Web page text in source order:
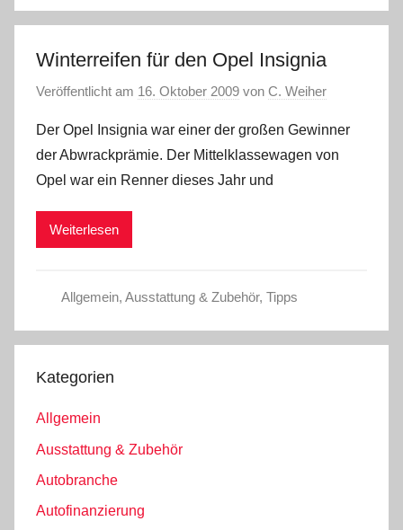
Winterreifen für den Opel Insignia
Veröffentlicht am 16. Oktober 2009 von C. Weiher
Der Opel Insignia war einer der großen Gewinner
der Abwrackprämie. Der Mittelklassewagen von
Opel war ein Renner dieses Jahr und
Weiterlesen
Allgemein, Ausstattung & Zubehör, Tipps
Kategorien
Allgemein
Ausstattung & Zubehör
Autobranche
Autofinanzierung